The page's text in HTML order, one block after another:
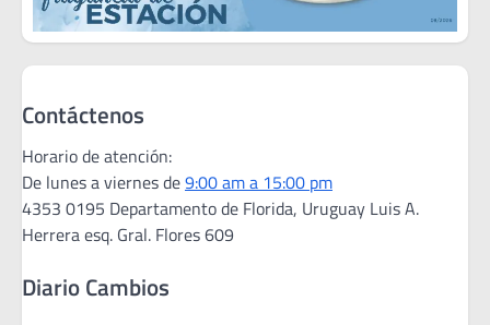
Contáctenos
Horario de atención:
De lunes a viernes de9:00 am a 15:00 pm
4353 0195 Departamento de Florida, Uruguay Luis A.
Herrera esq. Gral. Flores 609
Diario Cambios